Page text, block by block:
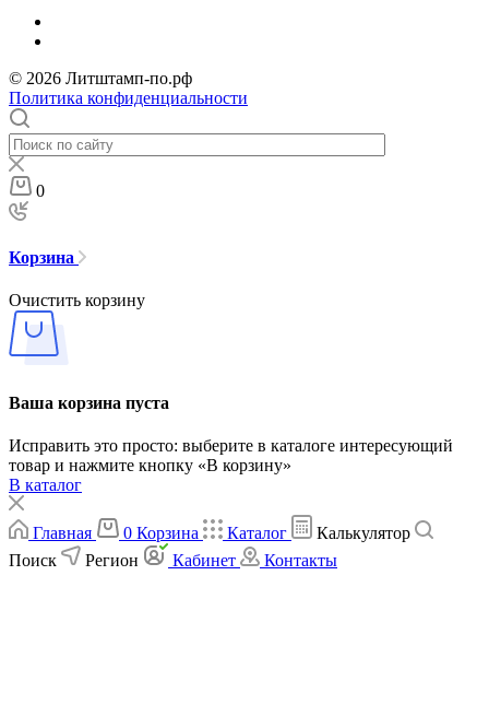
© 2026 Литштамп-по.рф
Политика конфиденциальности
0
Корзина
Очистить корзину
Ваша корзина пуста
Исправить это просто: выберите в каталоге интересующий
товар и нажмите кнопку «В корзину»
В каталог
Главная 0 Корзина Каталог
Калькулятор
Поиск
Регион Кабинет Контакты